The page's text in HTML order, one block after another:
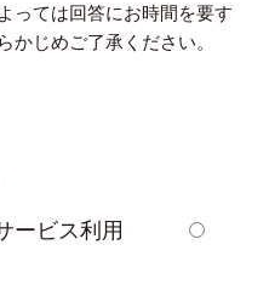
っては回答にお時間を要す
かじめご了承ください。
ービス利用